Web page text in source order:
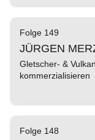
Folge 149
JÜRGEN
Gletscher- &
kommerzialisieren
Folge 148